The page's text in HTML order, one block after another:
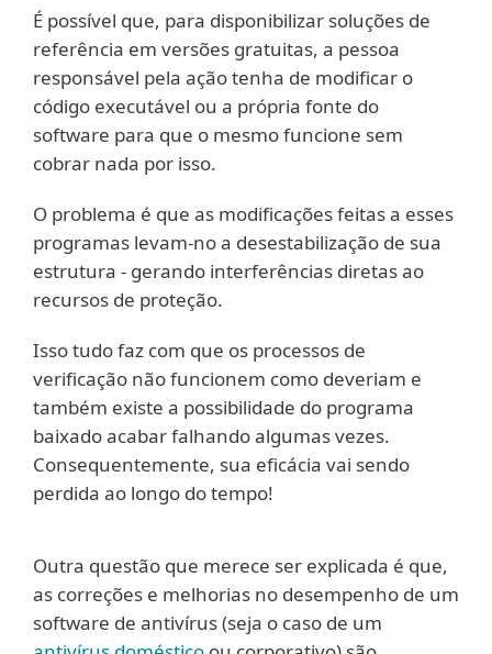
É possível que, para disponibilizar soluções de
referência em versões gratuitas, a pessoa
responsável pela ação tenha de modificar o
código executável ou a própria fonte do
software para que o mesmo funcione sem
cobrar nada por isso.
O problema é que as modificações feitas a esses
programas levam-no a desestabilização de sua
estrutura - gerando interferências diretas ao
recursos de proteção.
Isso tudo faz com que os processos de
verificação não funcionem como deveriam e
também existe a possibilidade do programa
baixado acabar falhando algumas vezes.
Consequentemente, sua eficácia vai sendo
perdida ao longo do tempo!
Outra questão que merece ser explicada é que,
as correções e melhorias no desempenho de um
software de antivírus (seja o caso de um